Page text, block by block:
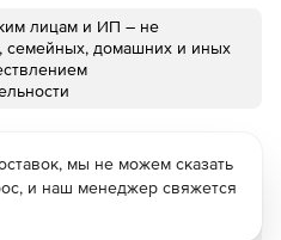
лицам и ИП – не
семейных, домашних и иных
мы не можем сказать
и наш менеджер свяжется